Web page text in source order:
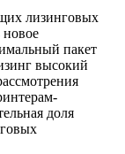
лизинговых
новое
пакет
высокий
доля